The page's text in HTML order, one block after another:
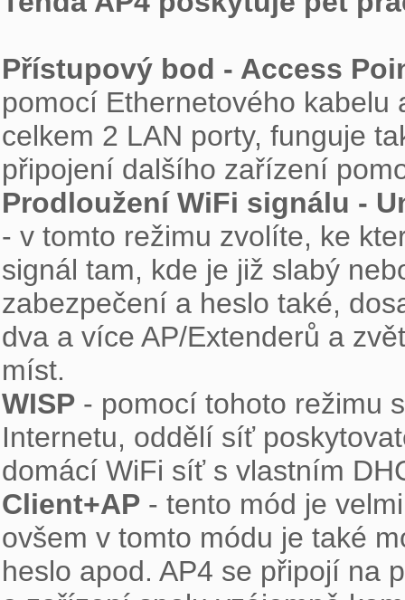
Přístupový bod - Access
pomocí Ethernetového
celkem 2 LAN porty, funguje
Prodloužení WiFi signálu -
- v tomto režimu zvolíte, ke
signál tam, kde je již slabý
zabezpečení a heslo také,
dva a více AP/Extenderů a
WISP - pomocí tohoto režimu
Internetu, oddělí síť
Client+AP - tento mód je
ovšem v tomto módu je také
heslo apod. AP4 se připojí na